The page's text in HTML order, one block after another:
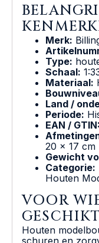
Merk:
Type:
Schaal:
Materiaal:
Land /
Periode:
EAN / GTIN:
20 x 17 cm
Gewicht
Categorie:
Houten
VOOR
Houten
schuren en